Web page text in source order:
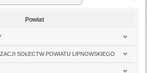
Powiat
SOŁECTW POWIATU LIPNOWSKIEGO